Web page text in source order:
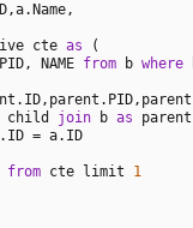
cte as
NAME from b where
child join b as parent
= a.ID
from cte limit 1